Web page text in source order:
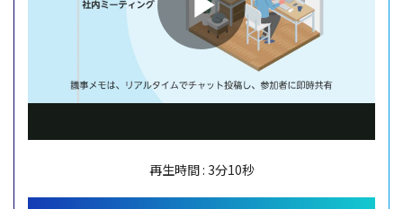
Play
Video
再生時間 : 3分10秒